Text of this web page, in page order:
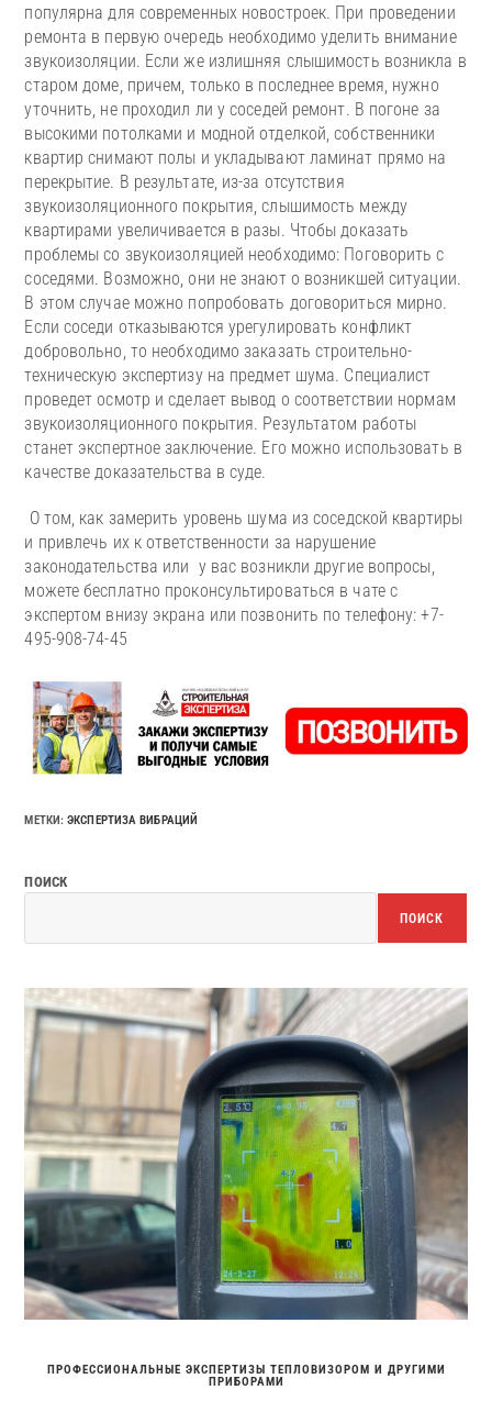
популярна для современных новостроек. При проведении
ремонта в первую очередь необходимо уделить внимание
звукоизоляции. Если же излишняя слышимость возникла в
старом доме, причем, только в последнее время, нужно
уточнить, не проходил ли у соседей ремонт. В погоне за
высокими потолками и модной отделкой, собственники
квартир снимают полы и укладывают ламинат прямо на
перекрытие. В результате, из-за отсутствия
звукоизоляционного покрытия, слышимость между
квартирами увеличивается в разы. Чтобы доказать
проблемы со звукоизоляцией необходимо: Поговорить с
соседями. Возможно, они не знают о возникшей ситуации.
В этом случае можно попробовать договориться мирно.
Если соседи отказываются урегулировать конфликт
добровольно, то необходимо заказать строительно-
техническую экспертизу на предмет шума. Специалист
проведет осмотр и сделает вывод о соответствии нормам
звукоизоляционного покрытия. Результатом работы
станет экспертное заключение. Его можно использовать в
качестве доказательства в суде.
О том, как замерить уровень шума из соседской квартиры
и привлечь их к ответственности за нарушение
законодательства или у вас возникли другие вопросы,
можете бесплатно проконсультироваться в чате с
экспертом внизу экрана или позвонить по телефону: +7-
495-908-74-45
МЕТКИ:ЭКСПЕРТИЗА ВИБРАЦИЙ
ПОИСК
ПОИСК
ПРОФЕССИОНАЛЬНЫЕ ЭКСПЕРТИЗЫ ТЕПЛОВИЗОРОМ И ДРУГИМИ
ПРИБОРАМИ